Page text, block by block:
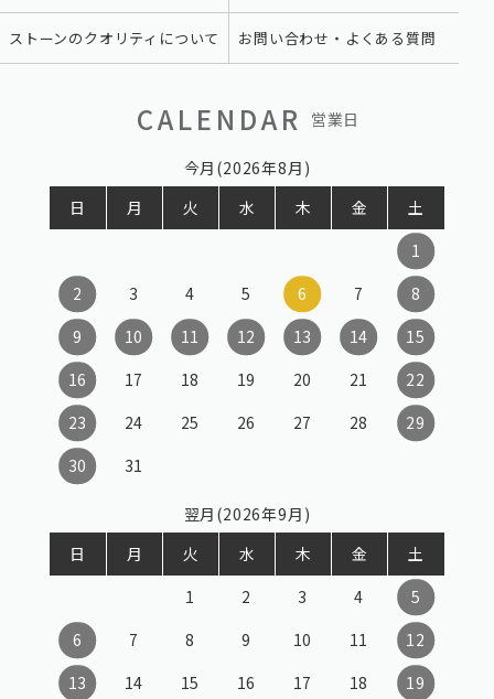
ストーンのクオリティについて お問い合わせ・よくある質問
CALENDAR 営業日
今月(2026年8月)
日
月 火 水 木 金
土
1
2
3 4 5 6 7
8
9
10 11 12 13 14
15
16
17 18 19 20 21
22
23
24 25 26 27 28
29
30
31
翌月(2026年9月)
日
月 火 水 木 金
土
1
2 3 4
5
6
7 8 9 10 11
12
13
14 15 16 17 18
19